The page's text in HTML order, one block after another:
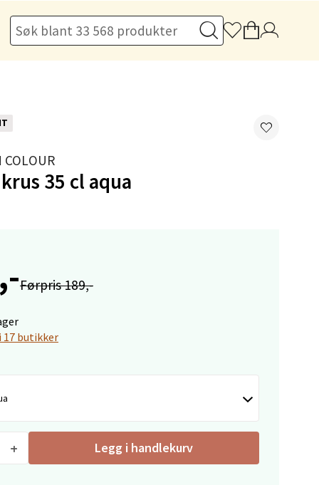
COLOUR
35 cl aqua
Førpris 189,-
17 butikker
Legg i handlekurv